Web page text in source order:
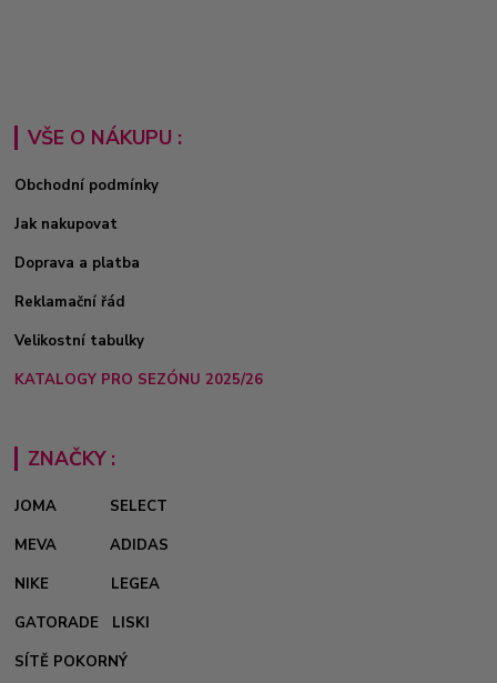
VŠE O NÁKUPU :
Obchodní podmínky
Jak nakupovat
Doprava a platba
Reklamační řád
Velikostní tabulky
KATALOGY PRO SEZÓNU 2025/26
ZNAČKY :
JOMA
SELECT
MEVA
ADIDAS
NIKE
LEGEA
GATORADE
LISKI
SÍTĚ POKORNÝ